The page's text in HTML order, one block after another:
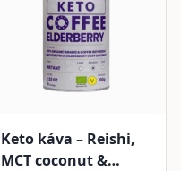
Keto káva – Reishi,
MCT coconut &